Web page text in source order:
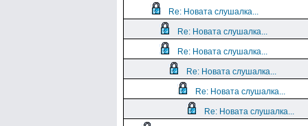
Re: Новата слушалка...
Re: Новата слушалка...
Re: Новата слушалка...
Re: Новата слушалка...
Re: Новата слушалка...
Re: Новата слушалка...